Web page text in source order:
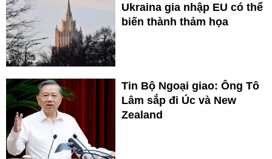
Ukraina gia nhập EU có thể
biến thành thảm họa
Tin Bộ Ngoại giao: Ông Tô
Lâm sắp đi Úc và New
Zealand